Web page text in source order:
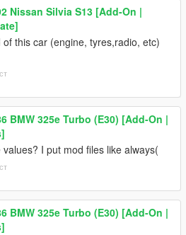
Nissan Silvia S13 [Add-On |
this car (engine, tyres,radio, etc)
BMW 325e Turbo (E30) [Add-On |
values? I put mod files like always(
BMW 325e Turbo (E30) [Add-On |